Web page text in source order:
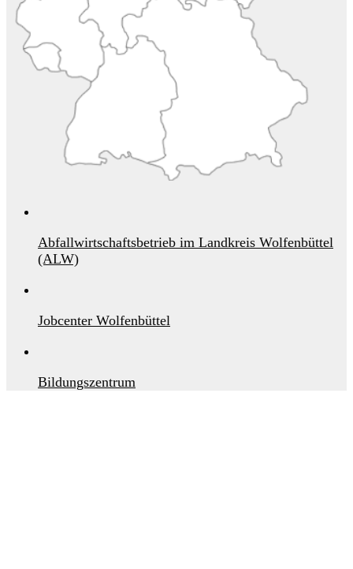
Abfallwirtschaftsbetrieb im Landkreis Wolfenbüttel
(ALW)
Jobcenter Wolfenbüttel
Bildungszentrum